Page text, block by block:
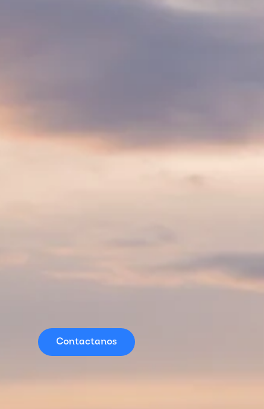
Contactanos